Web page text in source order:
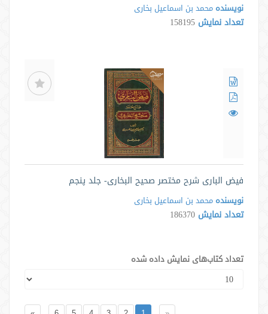
نویسنده محمد بن اسماعیل بخاری
تعداد نمایش 158195
فیض الباری شرح مختصر صحیح البخاری- جلد پنجم
نویسنده محمد بن اسماعیل بخاری
تعداد نمایش 186370
تعداد کتاب‌های نمایش داده شده